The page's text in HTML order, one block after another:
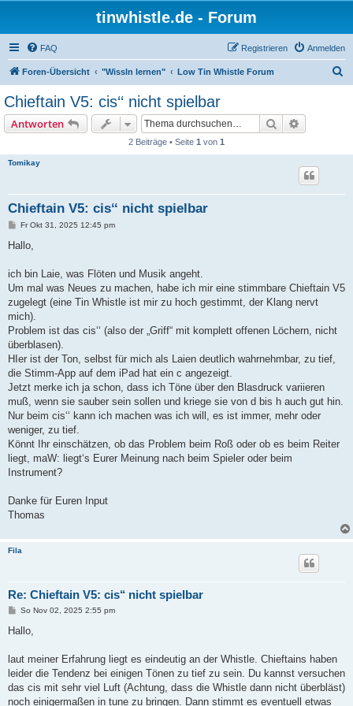
tinwhistle.de - Forum
FAQ Anmelden
Registrieren
Foren-Übersicht "Wissln lernen" Low Tin Whistle Forum
Chieftain V5: cis‘‘ nicht spielbar
Antworten Suche
2 Beiträge • Seite 1 von 1
Tomikay
Chieftain V5: cis‘‘ nicht spielbar
B
i
a
Fr Okt 31, 2025 12:45 pm
Hallo,
ich bin Laie, was Flöten und Musik angeht.
Um mal was Neues zu machen, habe ich mir eine stimmbare Chieftain V5
zugelegt (eine Tin Whistle ist mir zu hoch gestimmt, der Klang nervt
mich).
Problem ist das cis‘‘ (also der „Griff“ mit komplett offenen Löchern, nicht
überblasen).
HIer ist der Ton, selbst für mich als Laien deutlich wahrnehmbar, zu tief,
die Stimm-App auf dem iPad hat ein c angezeigt.
Jetzt merke ich ja schon, dass ich Töne über den Blasdruck variieren
muß, wenn sie sauber sein sollen und kriege sie von d bis h auch gut hin.
Nur beim cis‘‘ kann ich machen was ich will, es ist immer, mehr oder
weniger, zu tief.
Könnt Ihr einschätzen, ob das Problem beim Roß oder ob es beim Reiter
liegt, maW: liegt‘s Eurer Meinung nach beim Spieler oder beim
Instrument?
Danke für Euren Input
Thomas
Fila
Re: Chieftain V5: cis‘‘ nicht spielbar
B
i
a
So Nov 02, 2025 2:55 pm
Hallo,
laut meiner Erfahrung liegt es eindeutig an der Whistle. Chieftains haben
leider die Tendenz bei einigen Tönen zu tief zu sein. Du kannst versuchen
das cis mit sehr viel Luft (Achtung, dass die Whistle dann nicht überbläst)
noch einigermaßen in tune zu bringen. Dann stimmt es eventuell etwas